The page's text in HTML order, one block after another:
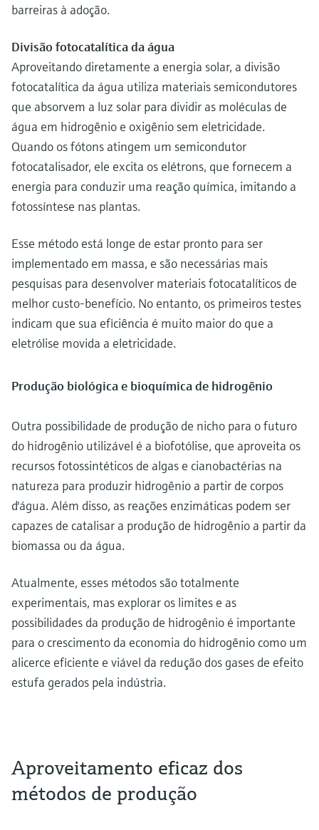
barreiras à adoção.
Divisão fotocatalítica da água
Aproveitando diretamente a energia solar, a divisão
fotocatalítica da água utiliza materiais semicondutores
que absorvem a luz solar para dividir as moléculas de
água em hidrogênio e oxigênio sem eletricidade.
Quando os fótons atingem um semicondutor
fotocatalisador, ele excita os elétrons, que fornecem a
energia para conduzir uma reação química, imitando a
fotossíntese nas plantas.
Esse método está longe de estar pronto para ser
implementado em massa, e são necessárias mais
pesquisas para desenvolver materiais fotocatalíticos de
melhor custo-benefício. No entanto, os primeiros testes
indicam que sua eficiência é muito maior do que a
eletrólise movida a eletricidade.
Produção biológica e bioquímica de hidrogênio
Outra possibilidade de produção de nicho para o futuro
do hidrogênio utilizável é a biofotólise, que aproveita os
recursos fotossintéticos de algas e cianobactérias na
natureza para produzir hidrogênio a partir de corpos
d'água. Além disso, as reações enzimáticas podem ser
capazes de catalisar a produção de hidrogênio a partir da
biomassa ou da água.
Atualmente, esses métodos são totalmente
experimentais, mas explorar os limites e as
possibilidades da produção de hidrogênio é importante
para o crescimento da economia do hidrogênio como um
alicerce eficiente e viável da redução dos gases de efeito
estufa gerados pela indústria.
Aproveitamento eficaz dos
métodos de produção